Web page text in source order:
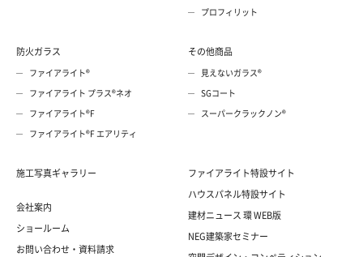
プロフィリット
防火ガラス
ファイアライト®
ファイアライト プラス®ネオ
ファイアライト®F
ファイアライト®F エアリティ
その他商品
見えないガラス®
SGコート
スーパークラックノン®
施工写真ギャラリー
会社案内
ショールーム
お問い合わせ・資料請求
ファイアライト特設サイト
ハウスパネル特設サイト
建材ニュース 環 WEB版
NEG建築家セミナー